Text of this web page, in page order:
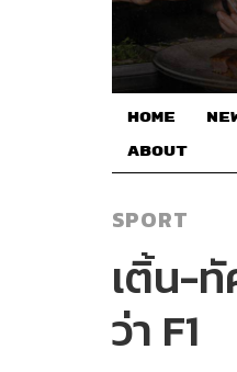
HOME
ABOUT
SPORT
เติ้น-
ว่า F1